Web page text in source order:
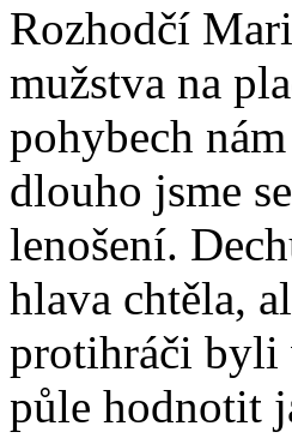
Rozhodčí
mužstva na
pohybech
dlouho jsme
lenošení.
hlava chtěla,
protihráči byli
půle hodnotit